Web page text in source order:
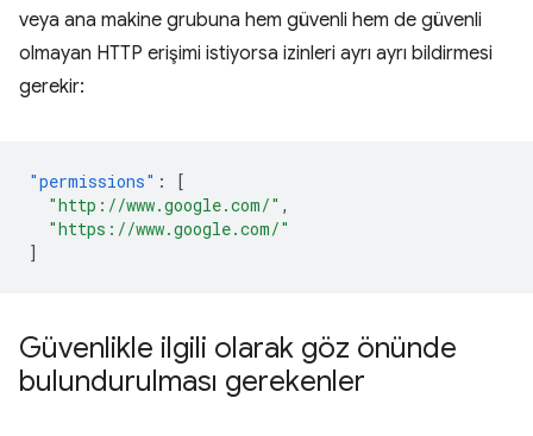
veya ana makine grubuna hem güvenli hem de güvenli
olmayan HTTP erişimi istiyorsa izinleri ayrı ayrı bildirmesi
gerekir:
"permissions" :
[
"http://www.google.com/" ,
"https://www.google.com/"
]
Güvenlikle ilgili olarak göz önünde
bulundurulması gerekenler